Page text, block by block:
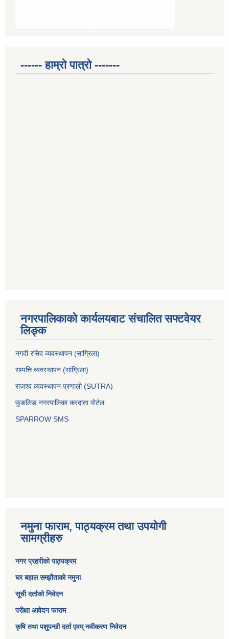
------ हाम्रो पात्रो -------
नगरपालिकाको कार्यलयबाट संचालित सफ्टवेयर
लिङ्क
नगदी रसिद व्यवस्थापन (साग्रिला)
सम्पत्ति व्यवस्थापन (सांग्रिला)
राजश्व व्यवस्थापन प्रणाली (SUTRA)
फुङलिङ नगरपालिका करदाता पोर्टल
SPARROW SMS
नमुना फाराम, पाठ्यक्रम तथा उपयोगी
सामग्रीहरु
नगर प्रहरीको पाठ्यक्रम
घर बहाल सम्झौताको नमुना
सूची दर्ताको निवेदन
परीक्षा आवेदन फाराम
कृषि तथा पशुपन्छी दर्ता एवम् नवीकरण निवेदन